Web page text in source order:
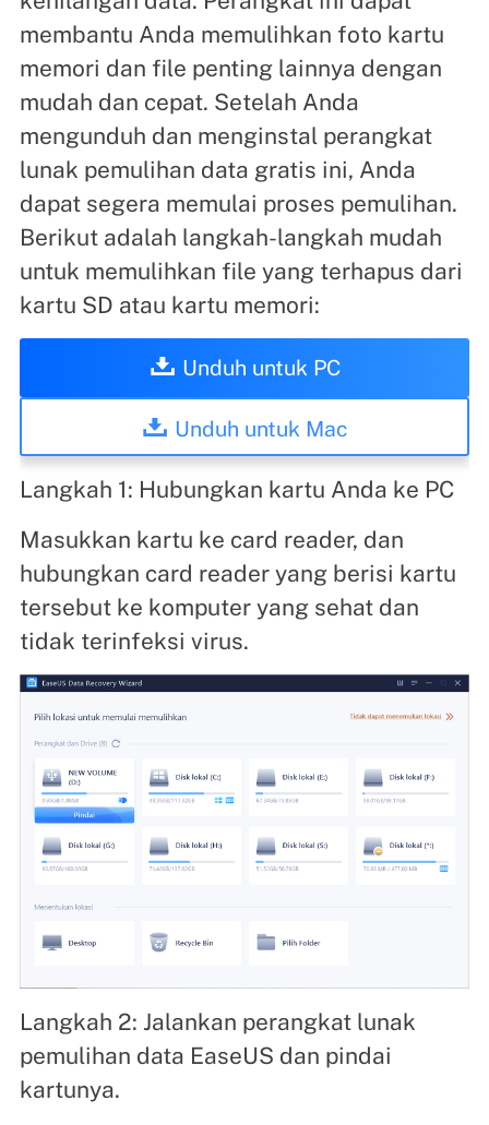
membantu Anda memulihkan foto kartu
memori dan file penting lainnya dengan
mudah dan cepat. Setelah Anda
mengunduh dan menginstal perangkat
lunak pemulihan data gratis ini, Anda
dapat segera memulai proses pemulihan.
Berikut adalah langkah-langkah mudah
untuk memulihkan file yang terhapus dari
kartu SD atau kartu memori:
Unduh untuk PC
Unduh untuk Mac
Langkah 1: Hubungkan kartu Anda ke PC
Masukkan kartu ke card reader, dan
hubungkan card reader yang berisi kartu
tersebut ke komputer yang sehat dan
tidak terinfeksi virus.
Langkah 2: Jalankan perangkat lunak
pemulihan data EaseUS dan pindai
kartunya.